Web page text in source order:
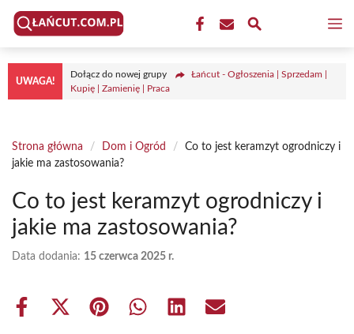
Przejdź
treści
UWAGA!
Dołącz do nowej grupy
Łańcut - Ogłoszenia | Sprzedam |
Kupię | Zamienię | Praca
Strona główna / Dom i Ogród /
Co to jest keramzyt ogrodniczy i
jakie ma zastosowania?
Co to jest keramzyt ogrodniczy i
jakie ma zastosowania?
Data dodania: 15 czerwca 2025 r.
Share
Share Share Share Share Share